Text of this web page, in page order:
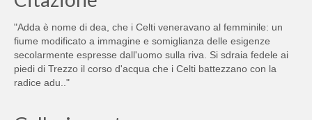
"Adda è nome di dea, che i Celti veneravano al femminile: un
fiume modificato a immagine e somiglianza delle esigenze
secolarmente espresse dall'uomo sulla riva. Si sdraia fedele ai
piedi di Trezzo il corso d'acqua che i Celti battezzano con la
radice adu.."